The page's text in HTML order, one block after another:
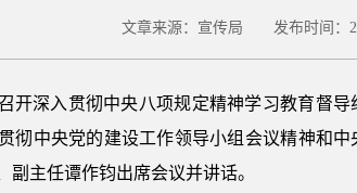
文章来源：宣传局 发布时间：
开深入贯彻中央八项规定精神学习教育督
彻中央党的建设工作领导小组会议精神和
主任谭作钧出席会议并讲话。